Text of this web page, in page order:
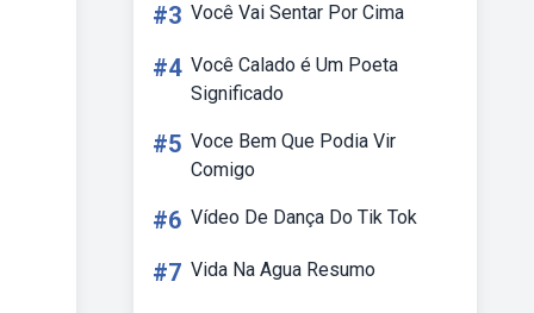
#3 Você Vai Sentar Por Cima
#4 Você Calado é Um Poeta
Significado
#5 Voce Bem Que Podia Vir
Comigo
#6 Vídeo De Dança Do Tik Tok
#7 Vida Na Agua Resumo